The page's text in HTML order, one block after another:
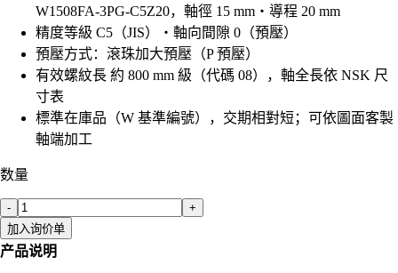
W1508FA-3PG-C5Z20，軸徑 15 mm・導程 20 mm
精度等級 C5（JIS）・軸向間隙 0（預壓）
預壓方式：滾珠加大預壓（P 預壓）
有效螺紋長 約 800 mm 級（代碼 08），軸全長依 NSK 尺
寸表
標準在庫品（W 基準編號），交期相對短；可依圖面客製
軸端加工
数量
-
+
加入询价单
产品说明